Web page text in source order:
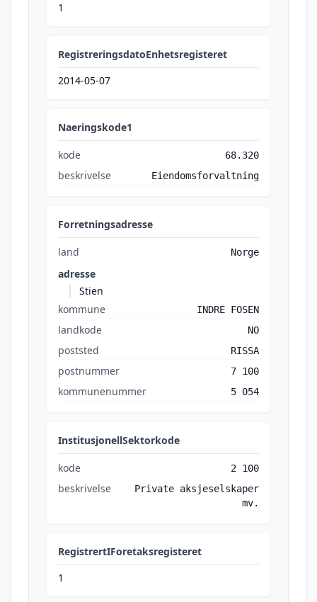
1
RegistreringsdatoEnhetsregisteret
2014-05-07
Naeringskode1
kode 68.320
beskrivelse Eiendomsforvaltning
Forretningsadresse
land Norge
adresse
Stien
kommune
INDRE FOSEN
landkode NO
poststed RISSA
postnummer 7 100
kommunenummer 5 054
InstitusjonellSektorkode
kode 2 100
beskrivelse
Private aksjeselskaper
mv.
RegistrertIForetaksregisteret
1